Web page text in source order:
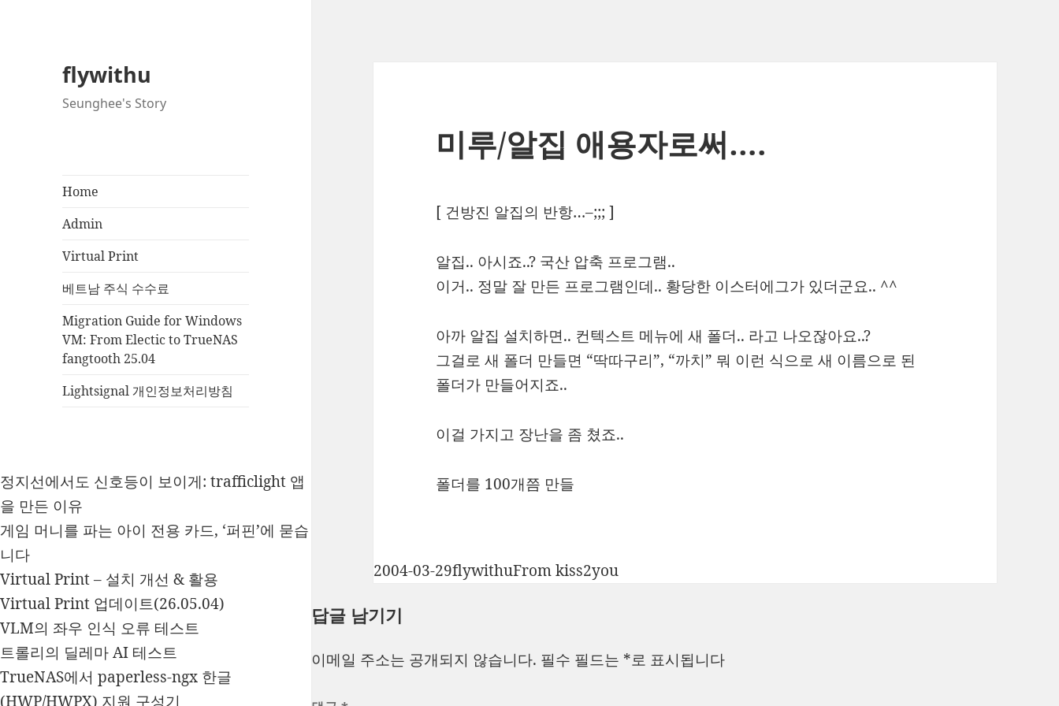
flywithu
Seunghee's Story
Home
Admin
Virtual Print
베트남 주식 수수료
Migration Guide for Windows
VM: From Electic to TrueNAS
fangtooth 25.04
Lightsignal 개인정보처리방침
정지선에서도 신호등이 보이게: trafficlight 앱
을 만든 이유
게임 머니를 파는 아이 전용 카드, ‘퍼핀’에 묻습
니다
Virtual Print – 설치 개선 & 활용
Virtual Print 업데이트(26.05.04)
VLM의 좌우 인식 오류 테스트
트롤리의 딜레마 AI 테스트
TrueNAS에서 paperless-ngx 한글
(HWP/HWPX) 지원 구성기
미루/알집 애용자로써….
[ 건방진 알집의 반항…–;;; ]
알집.. 아시죠..? 국산 압축 프로그램..
이거.. 정말 잘 만든 프로그램인데.. 황당한 이스터에그가 있더군요.. ^^
아까 알집 설치하면.. 컨텍스트 메뉴에 새 폴더.. 라고 나오잖아요..?
그걸로 새 폴더 만들면 “딱따구리”, “까치” 뭐 이런 식으로 새 이름으로 된
폴더가 만들어지죠..
이걸 가지고 장난을 좀 쳤죠..
폴더를 100개쯤 만들
작
일
2004-03-29글
flywithu카
From kiss2you
답글 남기기
이메일 주소는 공개되지 않습니다. 필수 필드는 *로 표시됩니다